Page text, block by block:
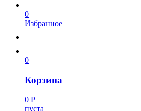
0
Избранное
0
Корзина
0 Р
пуста